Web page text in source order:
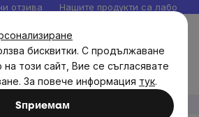
бисквитки. С продължаване
този сайт, Вие се съгласявате
За повече информация тук.
Sпpиeмaм
отзива Нашите продукти са
органи! 🐮